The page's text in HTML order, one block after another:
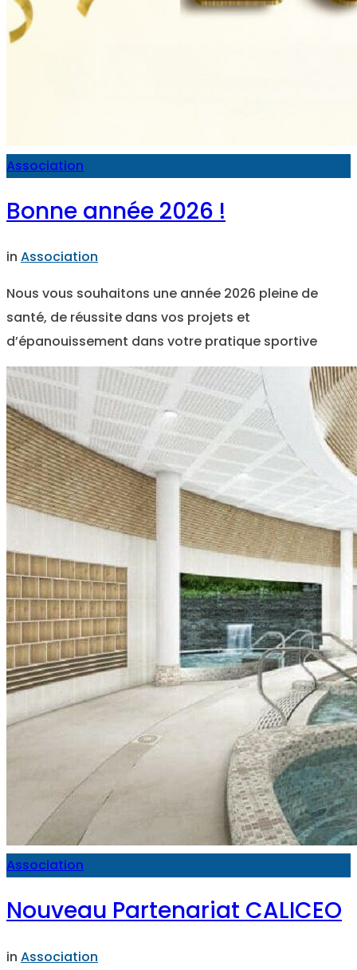
Association
Bonne année 2026 !
in Association
Nous vous souhaitons une année 2026 pleine de
santé, de réussite dans vos projets et
d’épanouissement dans votre pratique sportive
Association
Nouveau Partenariat CALICEO
in Association